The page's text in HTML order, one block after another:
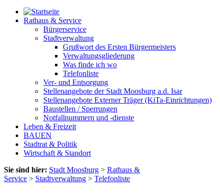
Rathaus & Service
Bürgerservice
Stadtverwaltung
Grußwort des Ersten Bürgermeisters
Verwaltungsgliederung
Was finde ich wo
Telefonliste
Ver- und Entsorgung
Stellenangebote der Stadt Moosburg a.d. Isar
Stellenangebote Externer Träger (KiTa-Einrichtungen)
Baustellen / Sperrungen
Notfallnummern und -dienste
Leben & Freizeit
BAUEN
Stadtrat & Politik
Wirtschaft & Standort
Sie sind hier: Stadt Moosburg > Rathaus &
Service > Stadtverwaltung > Telefonliste